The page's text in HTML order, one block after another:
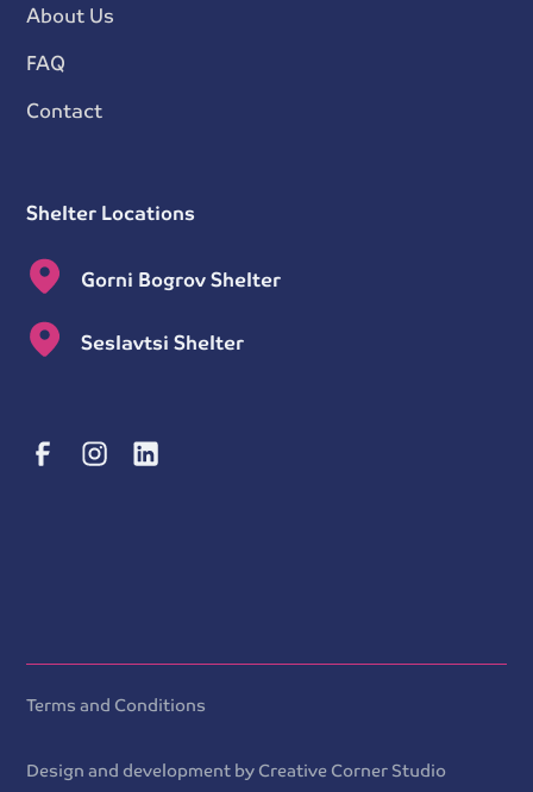
About Us
FAQ
Contact
Shelter Locations
Gorni Bogrov Shelter
Seslavtsi Shelter
Terms and Conditions
Design and development by Creative Corner Studio